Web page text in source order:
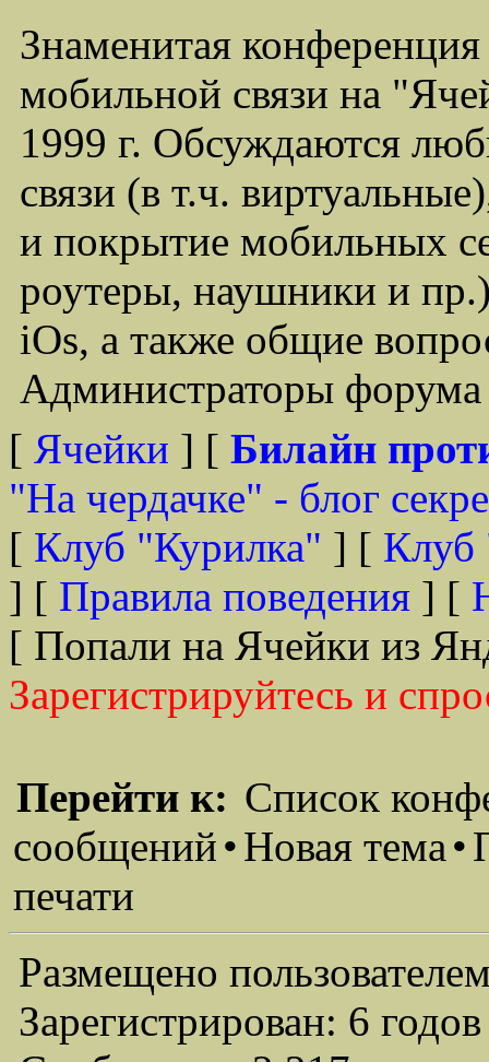
Знаменитая
мобильной связи на
1999 г. Обсуждаются
связи (в т.ч.
и покрытие мобильных
роутеры, наушники и
iOs, а также общие
Администраторы
[ Ячейки ] [ Билайн
"На чердачке" - блог
[ Клуб "Курилка" ] [ Клуб
] [ Правила поведения ] [
[ Попали на Ячейки из
Зарегистрируйтесь и
Перейти к: Список
сообщений•Новая тема•
печати
Размещено
Зарегистрирован: 6